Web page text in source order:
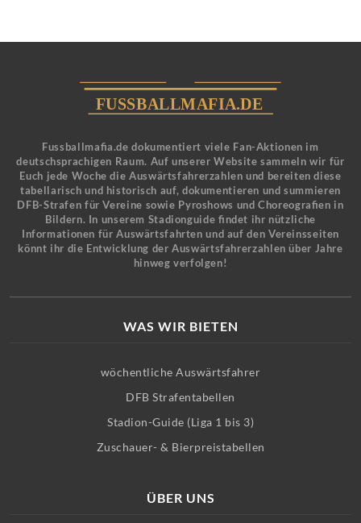
Fussballmafia.de dokumentiert viele Fan-Aktionen im
deutschsprachigen Raum. Auf unserer Website sammeln wir für
Euch jede Woche die Auswärtsfahrerzahlen und bereiten diese
tabellarisch und historisch auf, dokumentieren und summieren
DFB-Strafen für Vereine sowie Pyroshows und Choreografien in
Bildern. In unserem Stadionguide findet ihr nützliche
Informationen für Auswärtsfahrten und auf den Vereinsseiten
könnt ihr die Entwicklung der Auswärtsfahrerzahlen über Jahre
hinweg verfolgen!
WAS WIR BIETEN
wöchentliche Auswärtsfahrer
DFB Strafentabellen
Stadion-Guide (Liga 1 bis 3)
Zuschauer- & Bierpreistabellen
ÜBER UNS